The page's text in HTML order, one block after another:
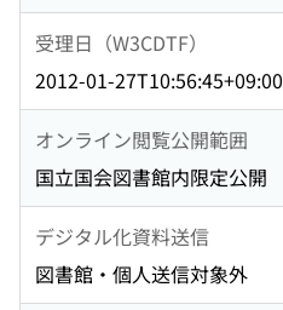
受理日（W3CDTF）
2012-01-27T10:56:45+09:00
オンライン閲覧公開範囲
国立国会図書館内限定公開
デジタル化資料送信
図書館・個人送信対象外